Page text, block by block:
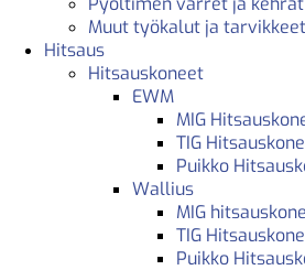
Muut työkalut ja tarvikkeet
Hitsaus
Hitsauskoneet
EWM
MIG
TIG
Puikko
Wallius
MIG
TIG
Puikko